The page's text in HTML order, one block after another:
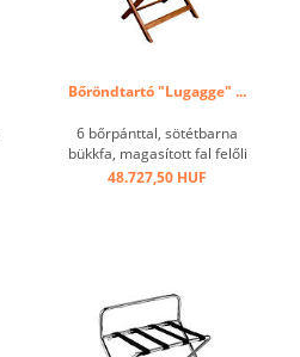
Bőröndtartó "Lugagge" ...
6 bőrpánttal, sötétbarna
bükkfa, magasított fal felőli
résszel ...
48.727,50 HUF